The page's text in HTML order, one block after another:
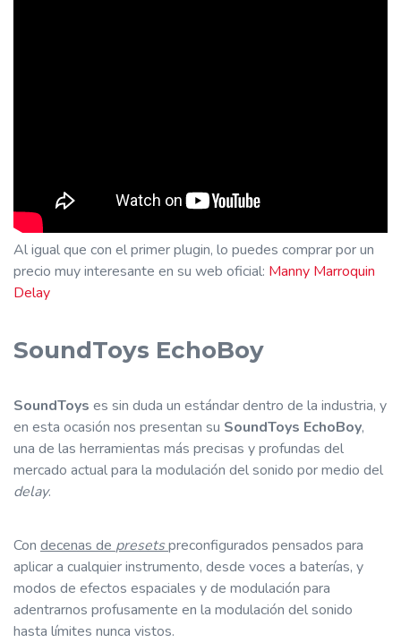
Al igual que con el primer plugin, lo puedes comprar por un
precio muy interesante en su web oficial: Manny Marroquin
Delay
SoundToys EchoBoy
SoundToys es sin duda un estándar dentro de la industria, y
en esta ocasión nos presentan su SoundToys EchoBoy,
una de las herramientas más precisas y profundas del
mercado actual para la modulación del sonido por medio del
delay.
Con decenas de presetspreconfigurados pensados para
aplicar a cualquier instrumento, desde voces a baterías, y
modos de efectos espaciales y de modulación para
adentrarnos profusamente en la modulación del sonido
hasta límites nunca vistos.